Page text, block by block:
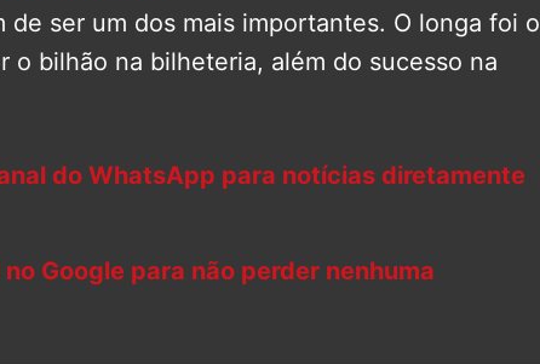
de ser um dos mais importantes. O longa foi o
o bilhão na bilheteria, além do sucesso na
do WhatsApp para notícias diretamente
Google para não perder nenhuma